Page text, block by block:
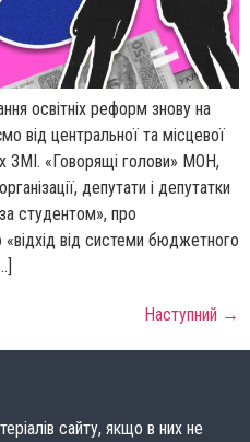
освітніх реформ знову на
від центральної та місцевої
ЗМІ. «Говорящі голови» МОН,
депутати і депутатки
студентом», про
від системи бюджетного
Наступний →
сайту, якщо в них не